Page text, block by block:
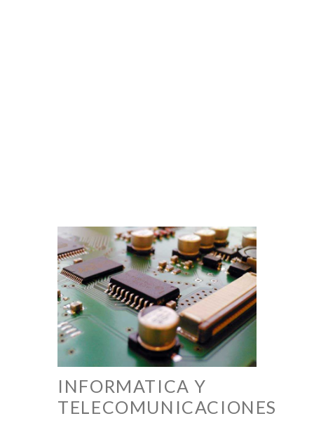
INFORMATICA Y
TELECOMUNICACIONES